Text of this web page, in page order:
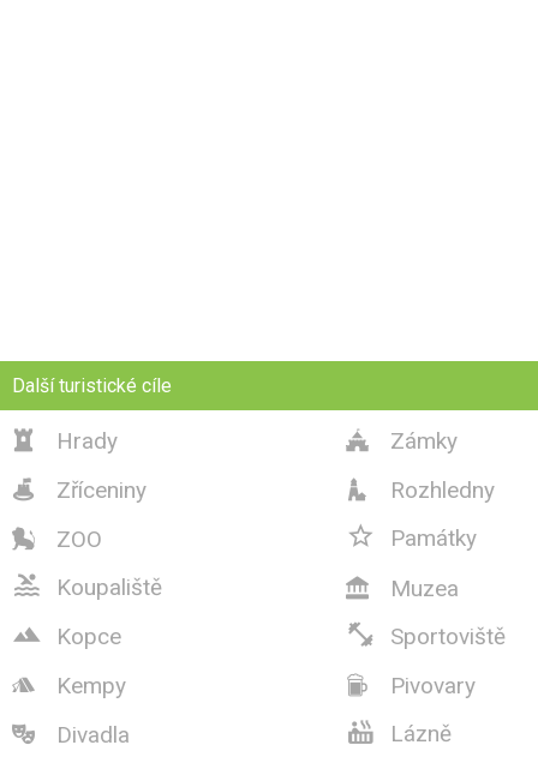
Další turistické cíle
 Hrady  Zámky
 Zříceniny  Rozhledny
 ZOO  Památky
 Koupaliště  Muzea
 Kopce  Sportoviště
 Kempy  Pivovary
 Divadla  Lázně